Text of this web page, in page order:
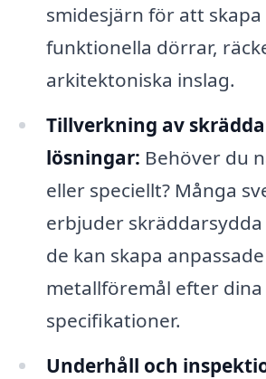
smidesjärn för att
funktionella dörrar,
arkitektoniska inslag.
Tillverkning av
lösningar: Behöver du
eller speciellt? Många
erbjuder
de kan skapa anpassade
metallföremål efter dina
specifikationer.
Underhåll och